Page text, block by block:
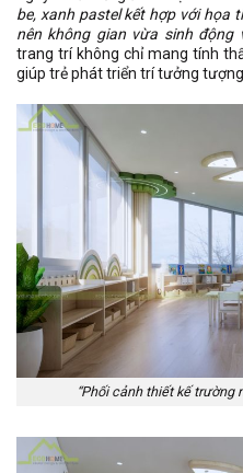
be, xanh pastel kết hợp với họa
nên không gian vừa sinh động
trang trí không chỉ mang tính
giúp trẻ phát triển trí tưởng
“Phối cảnh thiết kế trường